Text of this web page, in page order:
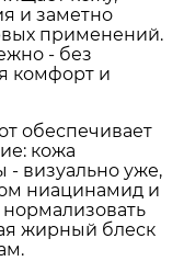
и заметно
применений.
- без
комфорт и
обеспечивает
кожа
- визуально уже,
ниацинамид и
жирный блеск